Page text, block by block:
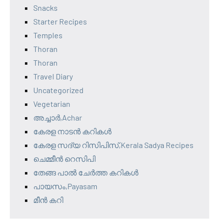
Snacks
Starter Recipes
Temples
Thoran
Thoran
Travel Diary
Uncategorized
Vegetarian
അച്ചാർ,Achar
കേരള നാടൻ കറികൾ
കേരള സദ്യ റിസിപിസ്,Kerala Sadya Recipes
ചെമ്മീൻ റെസിപി
തേങ്ങ പാൽ ചേർത്ത കറികൾ
പായസം,Payasam
മീൻ കറി